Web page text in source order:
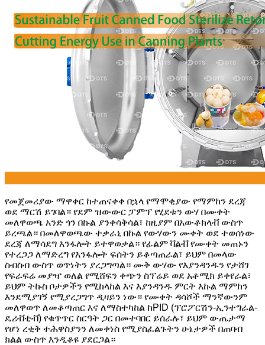
የመጀመሪያው ማዋቀር ከተጠናቀቀ በኋላ የማሞቂያው የማምከን ደረጃ
ወደ ማርሽ ይገባል። የደም ዝውውር ፓምፕ የሂደቱን ውሃ በሙቀት
መለዋወጫ አንድ ጎን በኩል ያንቀሳቅሳል፣ ከዚያም በአውቶክላቭ ውስጥ
ይረጫል። በመለዋወጫው ተቃራኒ በኩል የውሃውን ሙቀት ወደ ተወሰነው
ደረጃ ለማሳደግ እንፋሎት ይተዋወቃል። የፊልም ቫልቭ የሙቀት መጠኑን
የተረጋጋ ለማድረግ የእንፋሎት ፍሰትን ይቆጣጠራል፣ ይህም በመላው
ስብስብ ውስጥ ወጥነትን ያረጋግጣል። ሙቅ ውሃው የእያንዳንዱን የታሸገ
የፍራፍሬ መያዣ ወለል የሚሸፍን ቀጭን ስፕሬይ ወደ አቶሚክ ይቀየራል፣
ይህም ትኩስ ቦታዎችን የሚከላከል እና እያንዳንዱ ምርት እኩል ማምከን
እንደሚያገኝ የሚያረጋግጥ ዲዛይን ነው። የሙቀት ዳሳሾች ማንኛውንም
መለዋወጥ ለመቆጣጠር እና ለማስተካከል ከPID (ፕሮፖርሽን-ኢንተግራል-
ዴሪቭቲቭ) የቁጥጥር ስርዓት ጋር በመተባበር ይሰራሉ፣ ይህም ውጤታማ
የሆነ ረቂቅ ተሕዋስያንን ለመቀነስ የሚያስፈልጉትን ሁኔታዎች በጠባብ
ክልል ውስጥ እንዲቆዩ ያደርጋል።